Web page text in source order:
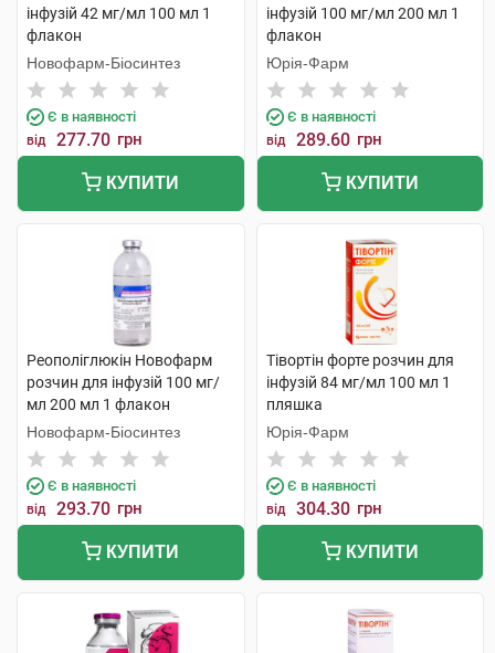
інфузій 42 мг/мл 100 мл 1
флакон
Новофарм-Біосинтез
Є в наявності
від 277.70 грн
КУПИТИ
інфузій 100 мг/мл 200 мл 1
флакон
Юрія-Фарм
Є в наявності
від 289.60 грн
КУПИТИ
Реополіглюкін Новофарм
розчин для інфузій 100 мг/
мл 200 мл 1 флакон
Новофарм-Біосинтез
Є в наявності
від 293.70 грн
КУПИТИ
Тівортін форте розчин для
інфузій 84 мг/мл 100 мл 1
пляшка
Юрія-Фарм
Є в наявності
від 304.30 грн
КУПИТИ